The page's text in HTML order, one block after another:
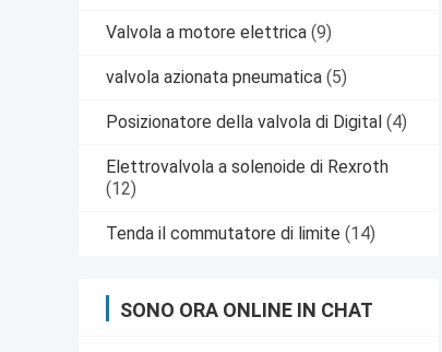
Valvola a motore elettrica (9)
valvola azionata pneumatica (5)
Posizionatore della valvola di Digital (4)
Elettrovalvola a solenoide di Rexroth
(12)
Tenda il commutatore di limite (14)
SONO ORA ONLINE IN CHAT